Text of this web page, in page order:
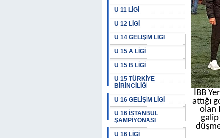
U 11 LİGİ
U 12 LİGİ
U 14 GELİŞİM LİGİ
U 15 A LİGİ
U 15 B LİGİ
U 15 TÜRKİYE
BİRİNCİLİĞİ
U 16 GELİŞİM LİGİ
U 16 İSTANBUL
ŞAMPİYONASI
U 16 LİGİ
İBB
attığı
olan